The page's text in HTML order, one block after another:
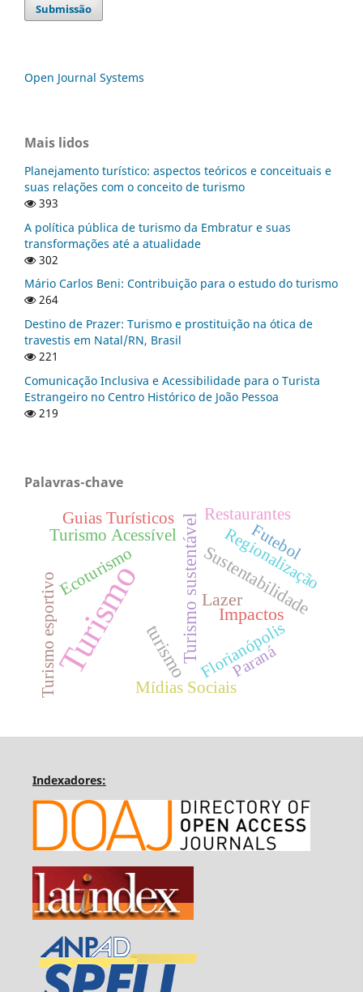
Submissão
Open Journal Systems
Mais lidos
Planejamento turístico: aspectos teóricos e conceituais e
suas relações com o conceito de turismo
393
A política pública de turismo da Embratur e suas
transformações até a atualidade
302
Mário Carlos Beni: Contribuição para o estudo do turismo
264
Destino de Prazer: Turismo e prostituição na ótica de
travestis em Natal/RN, Brasil
221
Comunicação Inclusiva e Acessibilidade para o Turista
Estrangeiro no Centro Histórico de João Pessoa
219
Palavras-chave
Turismo Turismo sustentável
turismo
Impactos
Lazer
Sustentabilidade
Ecoturismo
Florianópolis
Mídias Sociais
Regionalização
Turismo Acessível
Restaurantes
Paraná
Guias Turísticos
Turismo esportivo
Futebol
Indexadores: